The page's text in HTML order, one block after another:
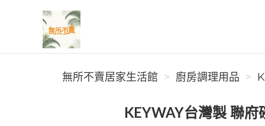
無所不賣居家生活館
無所不賣居家生活館
廚房調理用品
KEYWAY台灣製 聯